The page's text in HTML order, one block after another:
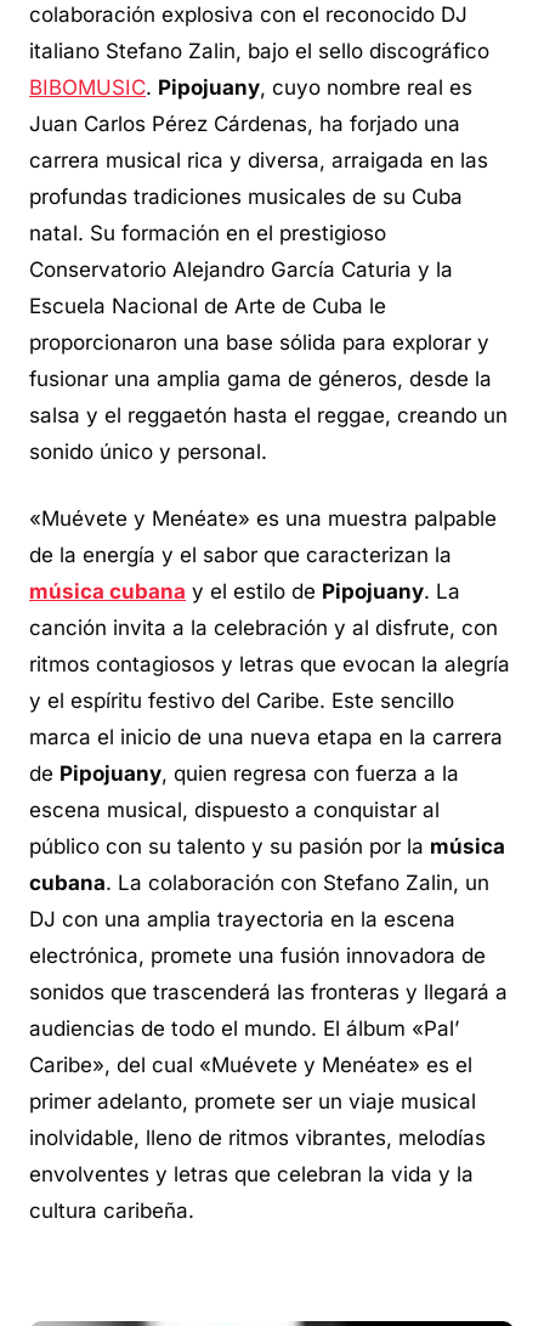
colaboración explosiva con el reconocido DJ
italiano Stefano Zalin, bajo el sello discográfico
BIBOMUSIC. Pipojuany, cuyo nombre real es
Juan Carlos Pérez Cárdenas, ha forjado una
carrera musical rica y diversa, arraigada en las
profundas tradiciones musicales de su Cuba
natal. Su formación en el prestigioso
Conservatorio Alejandro García Caturia y la
Escuela Nacional de Arte de Cuba le
proporcionaron una base sólida para explorar y
fusionar una amplia gama de géneros, desde la
salsa y el reggaetón hasta el reggae, creando un
sonido único y personal.
«Muévete y Menéate» es una muestra palpable
de la energía y el sabor que caracterizan la
música cubana y el estilo de Pipojuany. La
canción invita a la celebración y al disfrute, con
ritmos contagiosos y letras que evocan la alegría
y el espíritu festivo del Caribe. Este sencillo
marca el inicio de una nueva etapa en la carrera
de Pipojuany, quien regresa con fuerza a la
escena musical, dispuesto a conquistar al
público con su talento y su pasión por la música
cubana. La colaboración con Stefano Zalin, un
DJ con una amplia trayectoria en la escena
electrónica, promete una fusión innovadora de
sonidos que trascenderá las fronteras y llegará a
audiencias de todo el mundo. El álbum «Pal’
Caribe», del cual «Muévete y Menéate» es el
primer adelanto, promete ser un viaje musical
inolvidable, lleno de ritmos vibrantes, melodías
envolventes y letras que celebran la vida y la
cultura caribeña.